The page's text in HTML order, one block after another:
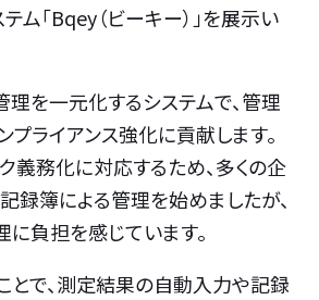
ム「Bqey（ビーキー）」を展示い
理を一元化するシステムで、管理
ライアンス強化に貢献します。
義務化に対応するため、多くの企
録簿による管理を始めましたが、
負担を感じています。
とで、測定結果の自動入力や記録